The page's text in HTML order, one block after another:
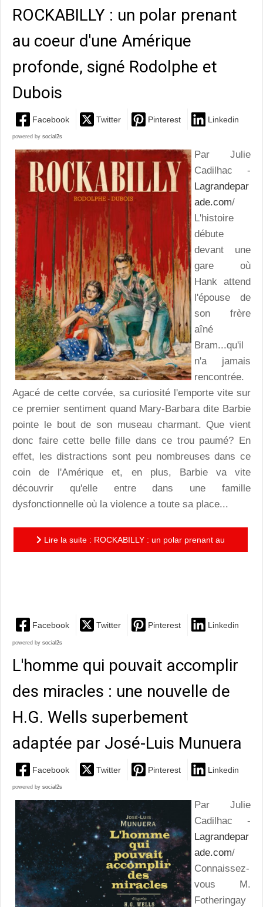
ROCKABILLY : un polar prenant
au coeur d'une Amérique
profonde, signé Rodolphe et
Dubois
Facebook Twitter Pinterest Linkedin
powered by social2s
Par Julie
Cadilhac -
Lagrandepar
ade.com/
L'histoire
débute
devant une
gare où
Hank attend
l'épouse de
son frère
aîné
Bram...qu'il
n'a jamais
rencontrée.
Agacé de cette corvée, sa curiosité l'emporte vite sur
ce premier sentiment quand Mary-Barbara dite Barbie
pointe le bout de son museau charmant. Que vient
donc faire cette belle fille dans ce trou paumé? En
effet, les distractions sont peu nombreuses dans ce
coin de l'Amérique et, en plus, Barbie va vite
découvrir qu'elle entre dans une famille
dysfonctionnelle où la violence a toute sa place...
Lire la suite : ROCKABILLY : un polar prenant au
Facebook Twitter Pinterest Linkedin
powered by social2s
L'homme qui pouvait accomplir
des miracles : une nouvelle de
H.G. Wells superbement
adaptée par José-Luis Munuera
Facebook Twitter Pinterest Linkedin
powered by social2s
Par Julie
Cadilhac -
Lagrandepar
ade.com/
Connaissez-
vous M.
Fotheringay